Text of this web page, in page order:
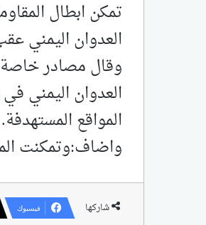
تمكن ابطال
العدوان اليمني
وقال مصادر خاصة
العدوان اليمني
المواقع المستهدفة.
واضاف:وتمكنت
شاركها فيسبوك